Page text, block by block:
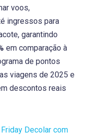
voos,
ingressos para
garantindo
em comparação à
de pontos
viagens de 2025 e
descontos reais
Decolar com